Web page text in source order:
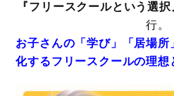
『フリースクールという選択
行。
お子さんの「学び」「居場
化するフリースクールの理想